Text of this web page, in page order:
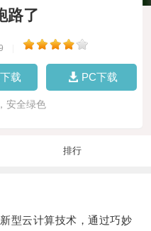
路了
载 PC下载
安全绿色
排行
云计算技术，通过巧妙